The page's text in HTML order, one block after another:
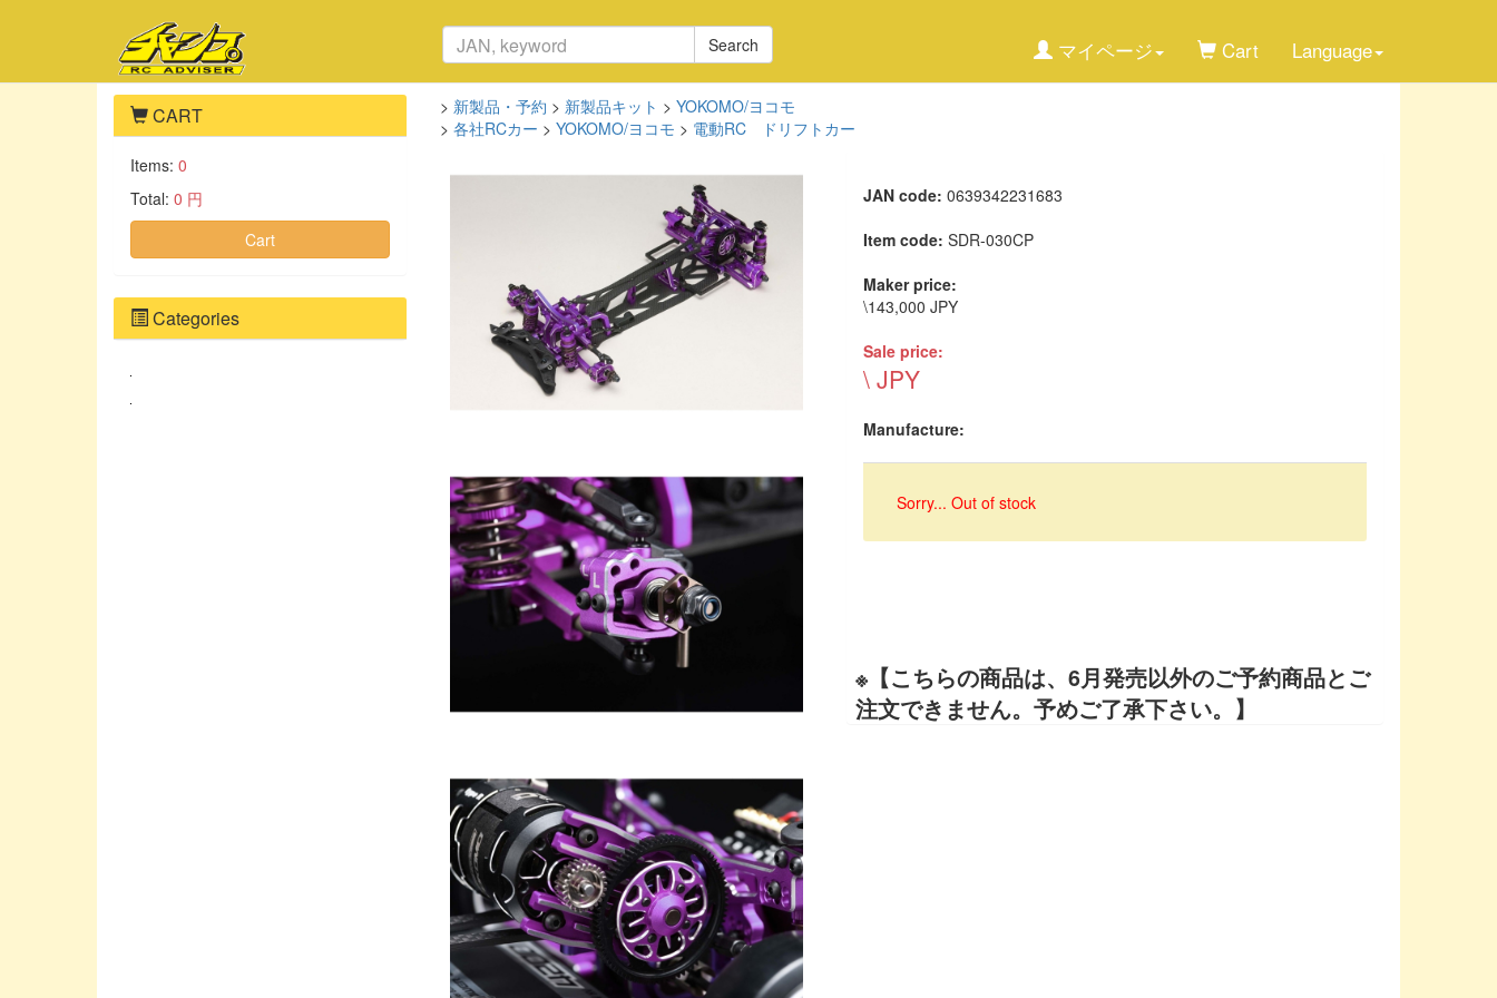
Search マイページ Cart Language
> 新製品・予約 > 新製品キット > YOKOMO/ヨコモ
> 各社RCカー > YOKOMO/ヨコモ > 電動RC ドリフトカー
JAN code:0639342231683
Item code:SDR-030CP
Maker price:
\143,000 JPY
Sale price:
\ JPY
Manufacture:
Sorry... Out of stock
※【こちらの商品は、6月発売以外のご予約商品とご
注文できません。予めご了承下さい。】
CART
Items: 0
Total: 0 円
Cart
Categories